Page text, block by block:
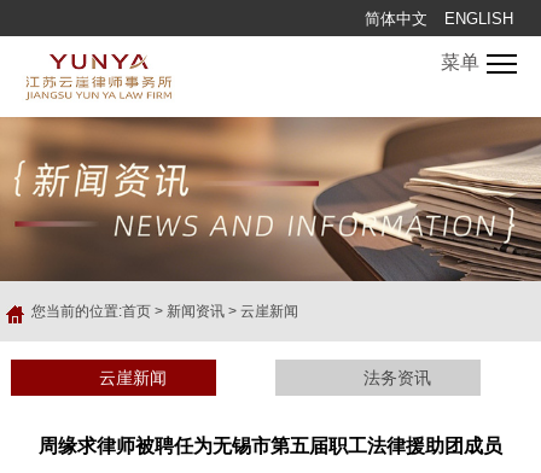
简体中文 ENGLISH
菜单
您当前的位置:首页 > 新闻资讯 > 云崖新闻
云崖新闻 法务资讯
周缘求律师被聘任为无锡市第五届职工法律援助团成员